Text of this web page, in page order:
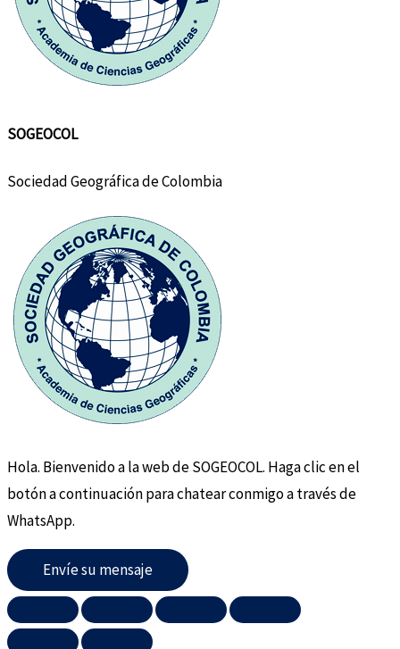
SOGEOCOL
Sociedad Geográfica de Colombia
Hola. Bienvenido a la web de SOGEOCOL. Haga clic en el
botón a continuación para chatear conmigo a través de
WhatsApp.
Envíe su mensaje